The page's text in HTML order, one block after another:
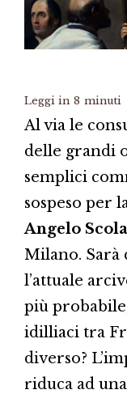
Leggi in 8 minuti
Al via le
delle grandi
semplici
sospeso per
Angelo Scola
Milano. Sarà
l’attuale
più
idilliaci tra
diverso?
riduca ad